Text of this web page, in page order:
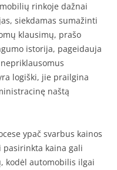
rinkoje dažnai
siekdamas sumažinti
klausimų, prašo
istorija, pageidauja
logiški, jie prailgina
naštą
ypač svarbus kainos
pasirinkta kaina gali
kodėl automobilis ilgai